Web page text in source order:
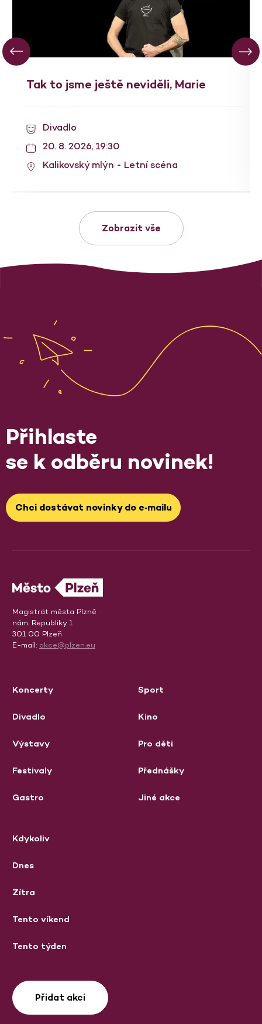
Tak to jsme ještě neviděli, Marie
Divadlo
20. 8. 2026, 19:30
Kalikovský mlýn - Letní scéna
Zobrazit vše
Přihlaste
se k odběru novinek!
Chci dostávat novinky do e‑mailu
Magistrát města Plzně
nám. Republiky 1
301 00 Plzeň
E-mail: akce@plzen.eu
Koncerty
Divadlo
Výstavy
Festivaly
Gastro
Sport
Kino
Pro děti
Přednášky
Jiné akce
Kdykoliv
Dnes
Zítra
Tento víkend
Tento týden
Přidat akci